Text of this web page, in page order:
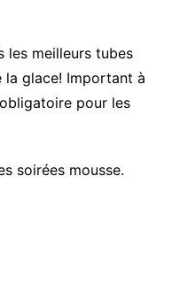
les meilleurs tubes
la glace! Important à
pour les
soirées mousse.